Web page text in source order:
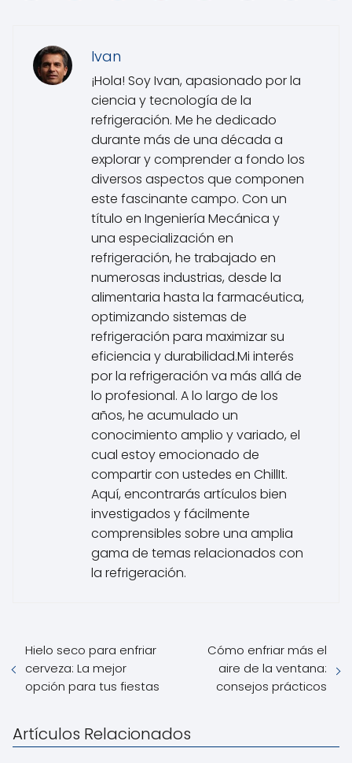
Ivan
¡Hola! Soy Ivan, apasionado por la
ciencia y tecnología de la
refrigeración. Me he dedicado
durante más de una década a
explorar y comprender a fondo los
diversos aspectos que componen
este fascinante campo. Con un
título en Ingeniería Mecánica y
una especialización en
refrigeración, he trabajado en
numerosas industrias, desde la
alimentaria hasta la farmacéutica,
optimizando sistemas de
refrigeración para maximizar su
eficiencia y durabilidad.Mi interés
por la refrigeración va más allá de
lo profesional. A lo largo de los
años, he acumulado un
conocimiento amplio y variado, el
cual estoy emocionado de
compartir con ustedes en ChillIt.
Aquí, encontrarás artículos bien
investigados y fácilmente
comprensibles sobre una amplia
gama de temas relacionados con
la refrigeración.
Hielo seco para enfriar
cerveza: La mejor
opción para tus fiestas
Cómo enfriar más el
aire de la ventana:
consejos prácticos
Artículos Relacionados